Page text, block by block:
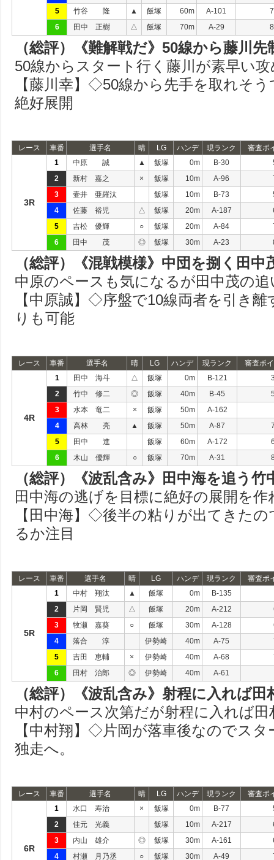
5
竹谷 隆 ▲ 飯塚 60m A-101
6
田中 正樹 △ 飯塚 70m A-29
（総評）《難解戦だ》50線から藤川
50線からスタート行く藤川が素早い
【藤川幸】◇50線から先手を取れそ
絶好展開
レース 車番 選手名 晴 LG ハンデ 現ランク 審査ポ
3R
1 中原 誠 ▲ 飯塚 0m B-30
2
新村 嘉之 × 飯塚 10m A-96
3
壷井 亜羅汰 飯塚 10m B-73
4
佐藤 裕児 △ 飯塚 20m A-187
5
吉松 優輝 ○ 飯塚 20m A-84
6
田中 茂 ◎ 飯塚 30m A-23
（総評）《混戦模様》中団を捌く田
中原のペースも気になるが田中茂の
【中原誠】◇序盤で10線両者を引き
りも可能
レース 車番 選手名 晴 LG ハンデ 現ランク 審査ポ
4R
1 田中 海斗 △ 飯塚 0m B-121
2
竹中 修二 ◎ 飯塚 40m B-45
3
水本 竜二 × 飯塚 50m
A-162
4
高林 亮 ▲ 飯塚 50m A-87
5
田中 進 飯塚 60m A-172
6
木山 優輝 ○ 飯塚 70m A-31
（総評）《波乱含み》田中海を追う
田中海の逃げを目標に絶好の展開を作
【田中海】◇後半の粘りが出てきた
るか注目
レース 車番 選手名 晴 LG ハンデ 現ランク 審査ポ
5R
1 中村 翔汰 ▲ 飯塚 0m
B-135
2
片岡 賢児 △ 飯塚 20m A-212
3
牧瀬 嘉葵 ○ 飯塚 30m A-128
4
落合 淳 伊勢崎 40m A-75
5
吉田 恵輔 × 伊勢崎 40m A-68
6
田村 治郎 ◎ 伊勢崎 40m A-61
（総評）《波乱含み》射程に入れば
中村のペース次第だが射程に入れば
【中村翔】◇片岡が落車後なのでス
独走へ。
レース 車番 選手名 晴 LG ハンデ 現ランク 審査ポ
6R
1 水口 寿治 × 飯塚 0m B-77
2
佳元 光義 飯塚 10m A-217
3
内山 雄介 ◎ 飯塚 30m A-161
4
村瀬 月乃丞 ○ 飯塚 30m A-49